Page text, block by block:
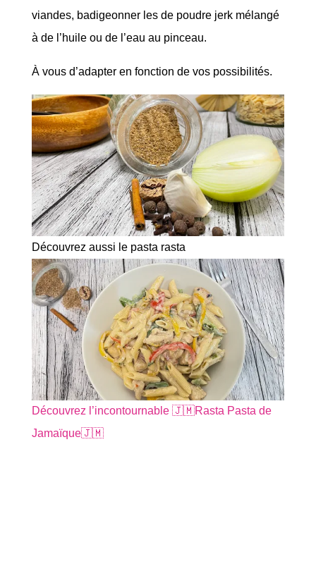
viandes, badigeonner les de poudre jerk mélangé
à de l’huile ou de l’eau au pinceau.
À vous d’adapter en fonction de vos possibilités.
Découvrez aussi le pasta rasta
Découvrez l’incontournable 🇯🇲Rasta Pasta de
Jamaïque🇯🇲